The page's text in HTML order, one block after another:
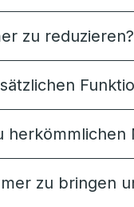
zu reduzieren?
herkömmlichen
zu bringen